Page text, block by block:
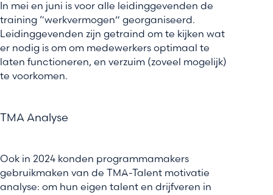
In mei en juni is voor alle leidinggevenden de
training “werkvermogen” georganiseerd.
Leidinggevenden zijn getraind om te kijken wat
er nodig is om om medewerkers optimaal te
laten functioneren, en verzuim (zoveel mogelijk)
te voorkomen.
TMA Analyse
Ook in 2024 konden programmamakers
gebruikmaken van de TMA-Talent motivatie
analyse: om hun eigen talent en drijfveren in